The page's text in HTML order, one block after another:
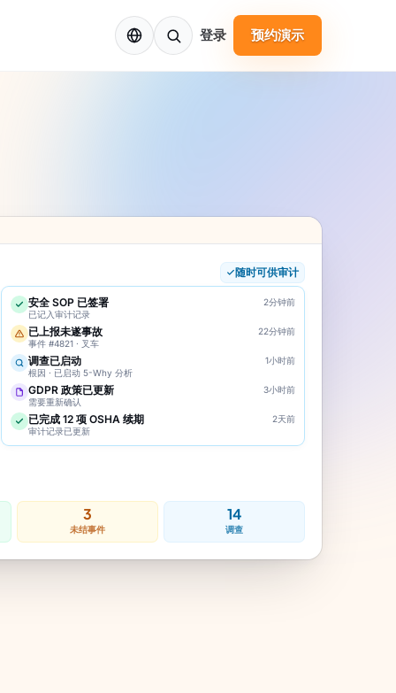
ZH 登录 预约演示
随时可供审计
安全 SOP 已签署
已记入审计记录
2分钟前
已上报未遂事故
事件 #4821 · 叉车
22分钟前
调查已启动
根因 · 已启动 5-Why 分析
1小时前
GDPR 政策已更新
需要重新确认
3小时前
已完成 12 项 OSHA 续期
审计记录已更新
2天前
3
未结事件
14
调查